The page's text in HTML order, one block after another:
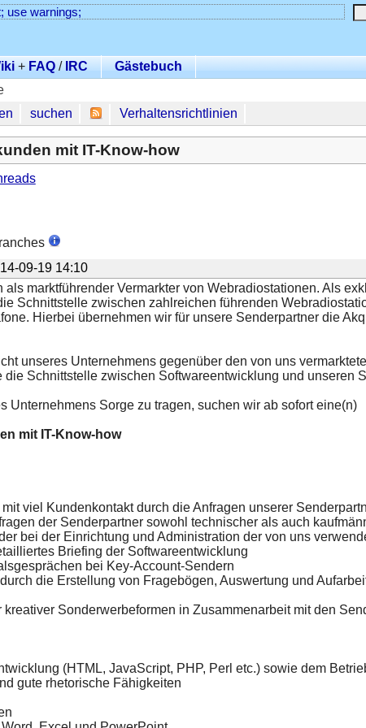
use warnings;
+ FAQ /IRC
Gästebuch
suchen Verhaltensrichtlinien
mit IT-Know-how
09-19 14:10
marktführender Vermarkter von Webradiostationen. Als
Schnittstelle zwischen zahlreichen führenden
Hierbei übernehmen wir für unsere Senderpartner die
unseres Unternehmens gegenüber den von uns
Schnittstelle zwischen Softwareentwicklung und unseren
Unternehmens Sorge zu tragen, suchen wir ab sofort eine(n)
mit IT-Know-how
viel Kundenkontakt durch die Anfragen unserer
der Senderpartner sowohl technischer als auch
bei der Einrichtung und Administration der von uns
Briefing der Softwareentwicklung
bei Key-Account-Sendern
die Erstellung von Fragebögen, Auswertung und
Sonderwerbeformen in Zusammenarbeit mit den
(HTML, JavaScript, PHP, Perl etc.) sowie dem
gute rhetorische Fähigkeiten